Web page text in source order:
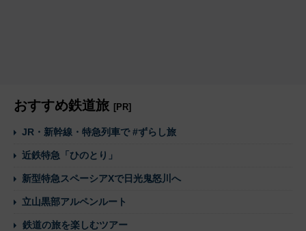
おすすめ鉄道旅 [PR]
JR・新幹線・特急列車で #ずらし旅
近鉄特急「ひのとり」
新型特急スペーシアXで日光鬼怒川へ
立山黒部アルペンルート
鉄道の旅を楽しむツアー